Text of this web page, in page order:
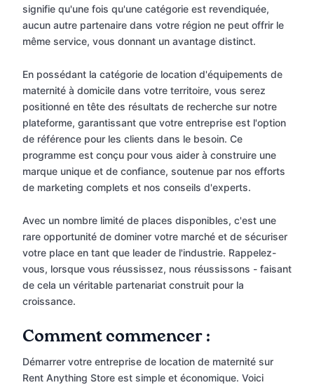
signifie qu'une fois qu'une catégorie est revendiquée,
aucun autre partenaire dans votre région ne peut offrir le
même service, vous donnant un avantage distinct.
En possédant la catégorie de location d'équipements de
maternité à domicile dans votre territoire, vous serez
positionné en tête des résultats de recherche sur notre
plateforme, garantissant que votre entreprise est l'option
de référence pour les clients dans le besoin. Ce
programme est conçu pour vous aider à construire une
marque unique et de confiance, soutenue par nos efforts
de marketing complets et nos conseils d'experts.
Avec un nombre limité de places disponibles, c'est une
rare opportunité de dominer votre marché et de sécuriser
votre place en tant que leader de l'industrie. Rappelez-
vous, lorsque vous réussissez, nous réussissons - faisant
de cela un véritable partenariat construit pour la
croissance.
Comment commencer :
Démarrer votre entreprise de location de maternité sur
Rent Anything Store est simple et économique. Voici